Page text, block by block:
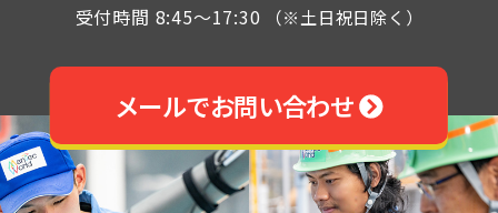
受付時間 8:45～17:30 （※土日祝日除く）
メールでお問い合わせ